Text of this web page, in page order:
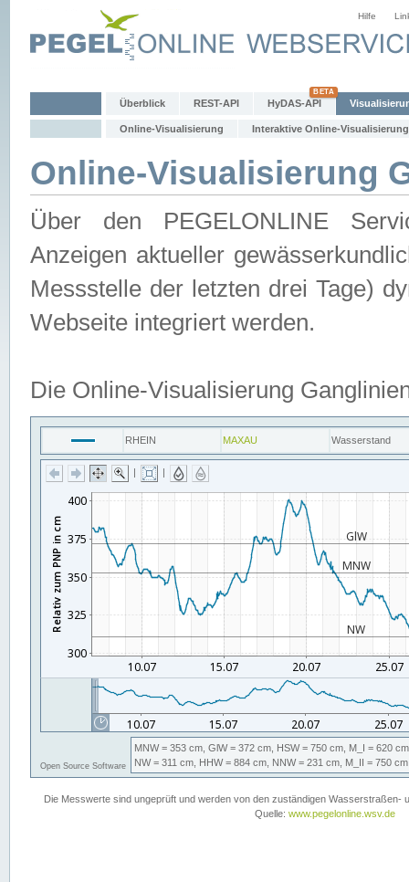
Hilfe
Überblick REST-API HyDAS-API
Online-Visualisierung Interaktive Online-Visualisierung
Online-Visualisierung
Über den PEGELONLINE
Anzeigen aktueller
Messstelle der letzten drei Tage)
Webseite integriert werden.
Die Online-Visualisierung